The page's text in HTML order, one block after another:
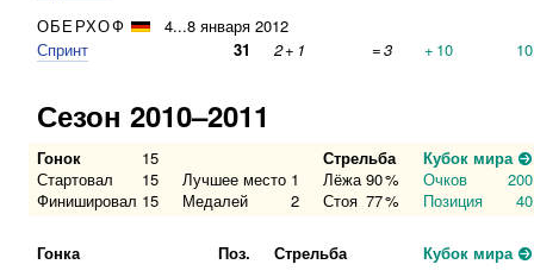
ОБЕРХОФ
4...8 января 2012
Спринт
31 2+ 1 =3 + 10 10
Сезон 2010–2011
Гонок 15 Стрельба
Кубок мира
Стартовал
15 Лучшее место 1 Лёжа 90% Очков
200
Финишировал 15 Медалей 2 Стоя 77% Позиция 40
Гонка Поз. Стрельба
Кубок мира